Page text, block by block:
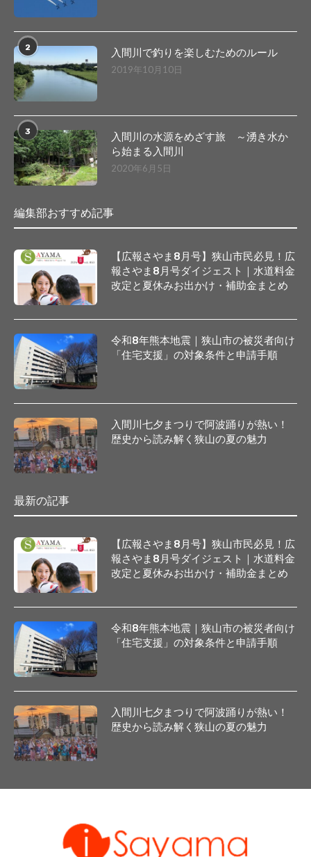
2 入間川で釣りを楽しむためのルール
2019年10月10日
3
入間川の水源をめざす旅 ～湧き水か
ら始まる入間川
2020年6月5日
編集部おすすめ記事
【広報さやま8月号】狭山市民必見！広
報さやま8月号ダイジェスト｜水道料金
改定と夏休みお出かけ・補助金まとめ
令和8年熊本地震｜狭山市の被災者向け
「住宅支援」の対象条件と申請手順
入間川七夕まつりで阿波踊りが熱い！
歴史から読み解く狭山の夏の魅力
最新の記事
【広報さやま8月号】狭山市民必見！広
報さやま8月号ダイジェスト｜水道料金
改定と夏休みお出かけ・補助金まとめ
令和8年熊本地震｜狭山市の被災者向け
「住宅支援」の対象条件と申請手順
入間川七夕まつりで阿波踊りが熱い！
歴史から読み解く狭山の夏の魅力